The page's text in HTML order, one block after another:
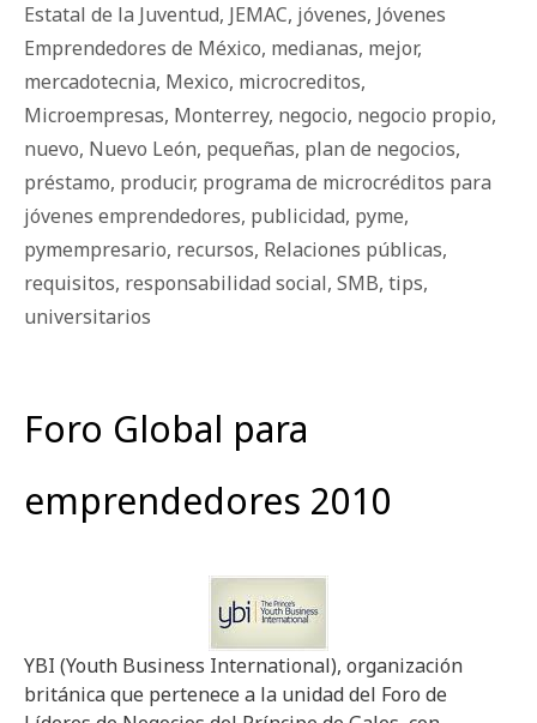
Estatal de la Juventud, JEMAC, jóvenes, Jóvenes
Emprendedores de México, medianas, mejor,
mercadotecnia, Mexico, microcreditos,
Microempresas, Monterrey, negocio, negocio propio,
nuevo, Nuevo León, pequeñas, plan de negocios,
préstamo, producir, programa de microcréditos para
jóvenes emprendedores, publicidad, pyme,
pymempresario, recursos, Relaciones públicas,
requisitos, responsabilidad social, SMB, tips,
universitarios
Foro Global para
emprendedores 2010
YBI (Youth Business International), organización
británica que pertenece a la unidad del Foro de